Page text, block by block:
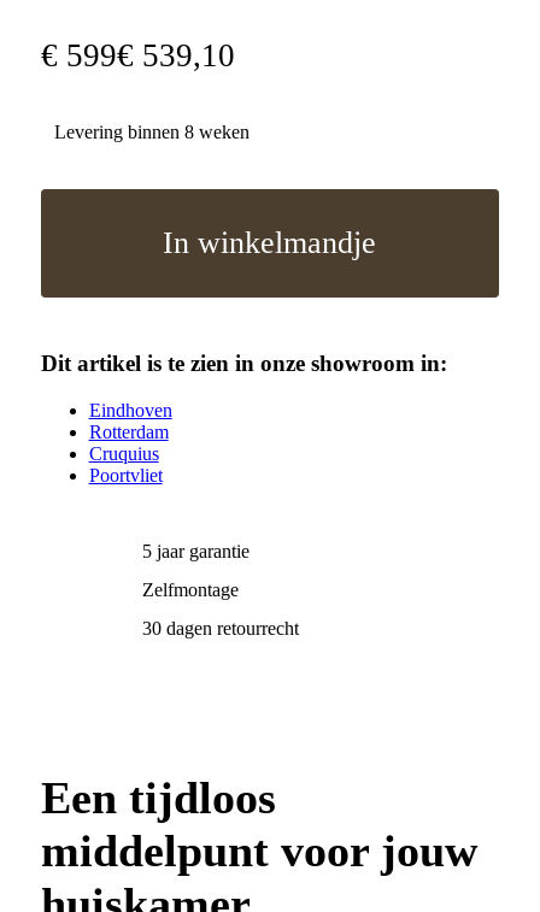
€ 599€ 539,10
Levering binnen 8 weken
In winkelmandje
Dit artikel is te zien in onze showroom in:
Eindhoven
Rotterdam
Cruquius
Poortvliet
5 jaar garantie
Zelfmontage
30 dagen retourrecht
Een tijdloos
middelpunt voor jouw